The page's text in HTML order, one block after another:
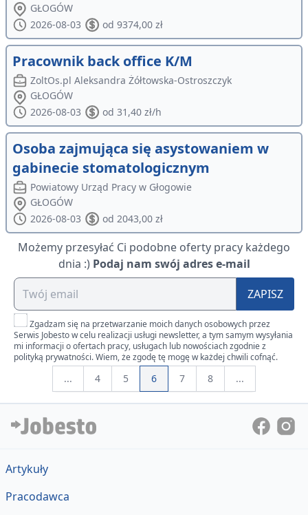
GŁOGÓW
2026-08-03
od 9374,00 zł
Pracownik back office K/M
ZoltOs.pl Aleksandra Żółtowska-Ostroszczyk
GŁOGÓW
2026-08-03
od 31,40 zł/h
Osoba zajmująca się asystowaniem w
gabinecie stomatologicznym
Powiatowy Urząd Pracy w Głogowie
GŁOGÓW
2026-08-03
od 2043,00 zł
Możemy przesyłać Ci podobne oferty pracy każdego
dnia :) Podaj nam swój adres e-mail
ZAPISZ
Zgadzam się na przetwarzanie moich danych osobowych przez
Serwis Jobesto w celu realizacji usługi newsletter, a tym samym wysyłania
mi informacji o ofertach pracy, usługach lub nowościach zgodnie z
polityką prywatności. Wiem, że zgodę tę mogę w każdej chwili cofnąć.
... 4 5 6 7 8 ...
Artykuły
Pracodawca